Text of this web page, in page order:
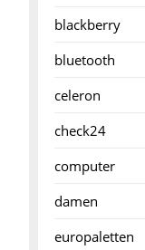
blackberry
bluetooth
celeron
check24
computer
damen
europaletten